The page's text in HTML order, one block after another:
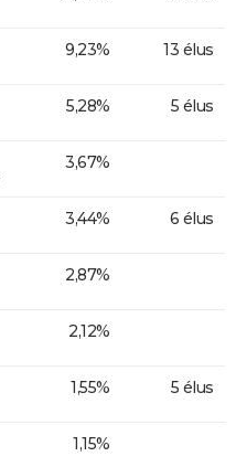
9,23% 13 élus
5,28% 5 élus
3,67%
3,44% 6 élus
2,87%
2,12%
1,55% 5 élus
1,15%